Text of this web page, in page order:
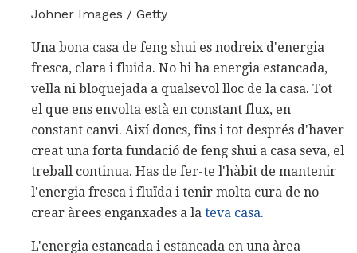
Johner Images / Getty
Una bona casa de feng shui es nodreix d'energia
fresca, clara i fluida. No hi ha energia estancada,
vella ni bloquejada a qualsevol lloc de la casa. Tot
el que ens envolta està en constant flux, en
constant canvi. Així doncs, fins i tot després d'haver
creat una forta fundació de feng shui a casa seva, el
treball continua. Has de fer-te l'hàbit de mantenir
l'energia fresca i fluïda i tenir molta cura de no
crear àrees enganxades a la teva casa.
L'energia estancada i estancada en una àrea